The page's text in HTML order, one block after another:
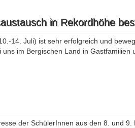
in Rekordhöhe
14. Juli) ist sehr erfolgreich und
im Bergischen Land in
der SchülerInnen aus den 8. und